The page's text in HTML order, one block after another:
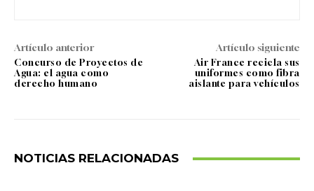
Artículo anterior
Concurso de Proyectos de
Agua: el agua como
derecho humano
Artículo siguiente
Air France recicla sus
uniformes como fibra
aislante para vehículos
NOTICIAS RELACIONADAS